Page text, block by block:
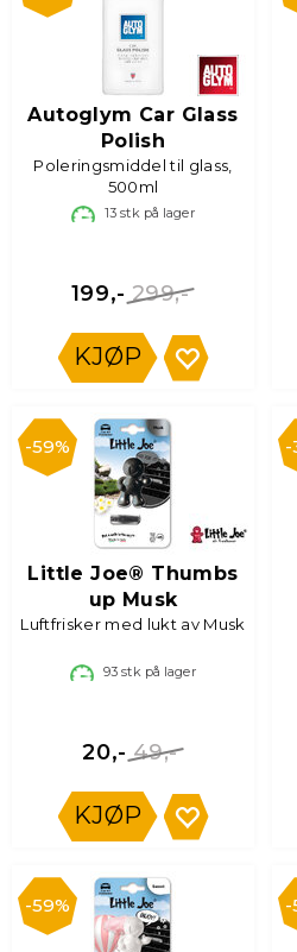
Autoglym Car Glass
Polish
Poleringsmiddel til glass,
500ml
13 stk på lager
299,-
199,-
KJØP
59%
Little Joe® Thumbs
up Musk
Luftfrisker med lukt av Musk
93 stk på lager
49,-
20,-
KJØP
59%